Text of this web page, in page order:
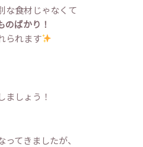
な食材じゃなくて
のばかり！
られます
ましょう！
てきましたが、